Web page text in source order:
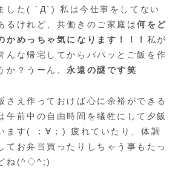
した( ´Д`) 私は今仕事をしてない
るけれど、共働きのご家庭は何をど
かめっちゃ気になります！！！ 私が
んな帰宅してからパパッとご飯を作
か？うーん、永遠の謎です笑
さえ作っておけば心に余裕ができる
午前中の自由時間を犠牲にして夕飯
ます( ；∀；) 疲れていたり、体調
てお弁当買ったりしちゃう事もたっ
ね(^◇^;)